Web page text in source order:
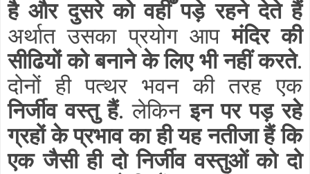
है और दुसरे को वहीँ पड़े रहने देते हैं
अर्थात उसका प्रयोग आपमंदिर की
सीढियों को बनाने के लिए भी नहीं करते.
दोनों ही पत्थर भवन की तरह एक
निर्जीव वस्तु हैं. लेकिनइन पर पड़ रहे
ग्रहों के प्रभाव का ही यह नतीजा हैं कि
एक जैसी ही दो निर्जीव वस्तुओं को दो